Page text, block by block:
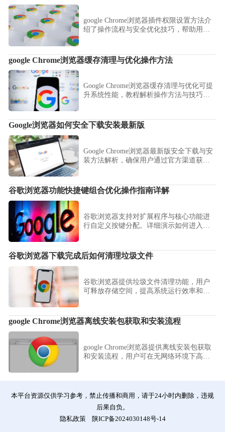
google Chrome浏览器插件权限设置方法介
绍了操作流程与安全优化技巧，帮助用户
google Chrome浏览器缓存清理与优化操作方法
Google Chrome浏览器缓存清理与优化可提
升系统性能，教程解析操作方法与技巧，
Google浏览器如何安全下载安装最新版
Google Chrome浏览器最新版安全下载与安
装方法解析，确保用户通过官方渠道获
谷歌浏览器功能快捷键组合优化操作指南详解
谷歌浏览器支持对扩展程序与核心功能进
行自定义按键分配。详细演示如何进入高
指尖的精准调度实现网页浏览与任务处理
的毫秒级衔接，全方位加速您的个性化办
谷歌浏览器下载完成后如何清理垃圾文件
谷歌浏览器提供垃圾文件清理功能，用户
可释放存储空间，提高系统运行效率和浏
google Chrome浏览器离线安装包获取和安装流程
google Chrome浏览器提供离线安装包获取
和安装流程，用户可在无网络环境下高效
本平台资源仅供学习参考，禁止传播和商用，请于24小时内删除，违规
后果自负。
隐私政策
陕ICP备2024030148号-14